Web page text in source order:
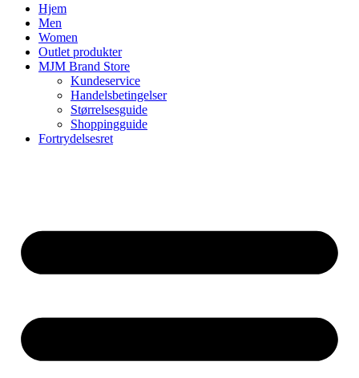
Hjem
Men
Women
Outlet produkter
MJM Brand Store
Kundeservice
Handelsbetingelser
Størrelsesguide
Shoppingguide
Fortrydelsesret